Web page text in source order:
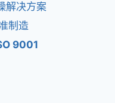
解决方案
制造
9001